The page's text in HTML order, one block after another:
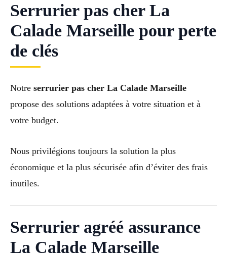
Serrurier pas cher La
Calade Marseille pour perte
de clés
Notre serrurier pas cher La Calade Marseille
propose des solutions adaptées à votre situation et à
votre budget.
Nous privilégions toujours la solution la plus
économique et la plus sécurisée afin d’éviter des frais
inutiles.
Serrurier agréé assurance
La Calade Marseille